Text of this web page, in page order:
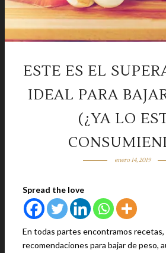
ESTE ES EL
IDEAL PARA
(¿YA LO
enero 14, 2019
Spread the love
En todas partes encontramos
recomendaciones para bajar de peso,